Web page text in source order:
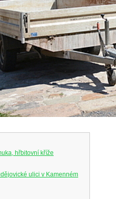
hřbitovní kříže
ulici v Kamenném